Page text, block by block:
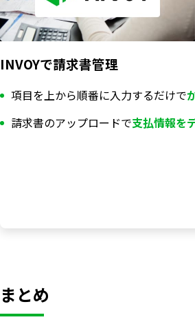
INVOYで請求書管理
項目を上から順番に入力するだけで
請求書のアップロードで支払情報を
まとめ